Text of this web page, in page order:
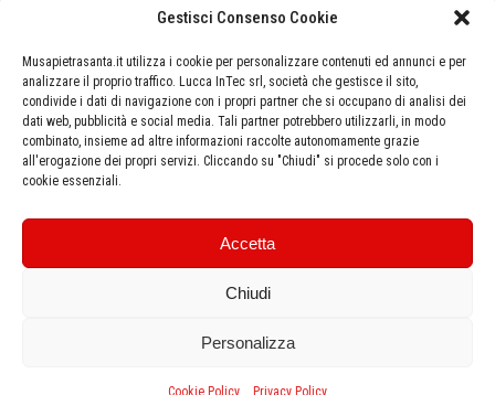
Gestisci Consenso Cookie
Musapietrasanta.it utilizza i cookie per personalizzare contenuti ed annunci e per
analizzare il proprio traffico. Lucca InTec srl, società che gestisce il sito,
condivide i dati di navigazione con i propri partner che si occupano di analisi dei
dati web, pubblicità e social media. Tali partner potrebbero utilizzarli, in modo
combinato, insieme ad altre informazioni raccolte autonomamente grazie
all'erogazione dei propri servizi. Cliccando su "Chiudi" si procede solo con i
cookie essenziali.
Accetta
Chiudi
Personalizza
Cookie Policy Privacy Policy
Aeroporto di Pisa - 46 Km
Autostrada Azzurra E80 Casello Versilia - 5 Km
Stazione ferroviaria di Pietrasanta - 500 metri
Ottieni le indicazioni stradali dalla tua posizione
CCIAA Toscana Nord Ovest, Corte Campana 10, 55100 Lucca (Italy) • C.F. e